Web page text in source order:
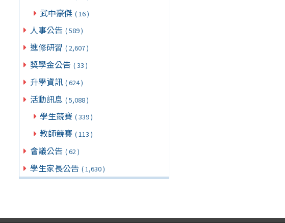
武中豪傑 ( 16 )
人事公告 ( 589 )
進修研習 ( 2,607 )
獎學金公告 ( 33 )
升學資訊 ( 624 )
活動訊息 ( 5,088 )
學生競賽 ( 339 )
教師競賽 ( 113 )
會議公告 ( 62 )
學生家長公告 ( 1,630 )